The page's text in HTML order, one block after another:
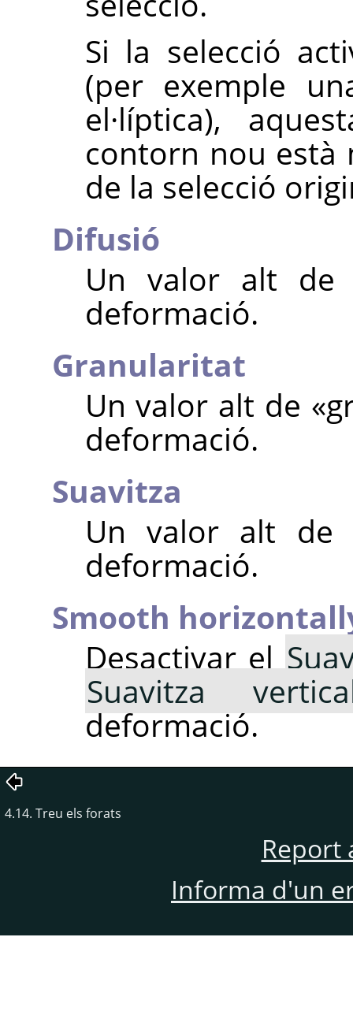
Si la selecció
(per exemple
el·líptica),
contorn nou està
de la selecció
Difusió
Un valor alt
deformació.
Granularitat
Un valor alt de «
deformació.
Suavitza
Un valor alt
deformació.
Smooth
Desactivar el
Suavitza
deformació.
4.14. Treu els forats
Report
Informa d'un